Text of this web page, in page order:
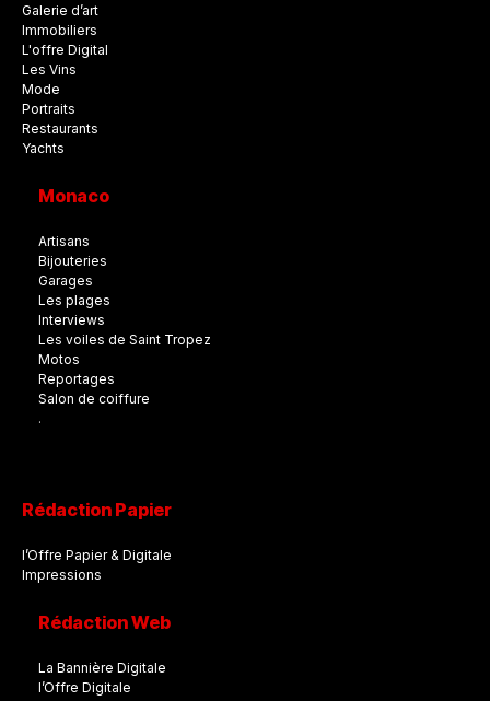
Galerie d’art
Immobiliers
L'offre Digital
Les Vins
Mode
Portraits
Restaurants
Yachts
Monaco
Artisans
Bijouteries
Garages
Les plages
Interviews
Les voiles de Saint Tropez
Motos
Reportages
Salon de coiffure
.
Rédaction Papier
l’Offre Papier & Digitale
Impressions
Rédaction Web
La Bannière Digitale
l’Offre Digitale